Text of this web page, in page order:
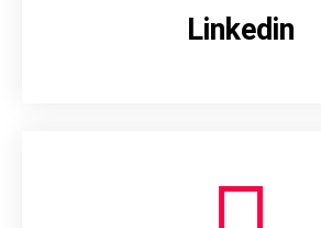
Linkedin